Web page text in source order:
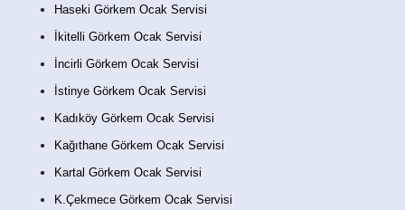
Haseki Görkem Ocak Servisi
İkitelli Görkem Ocak Servisi
İncirli Görkem Ocak Servisi
İstinye Görkem Ocak Servisi
Kadıköy Görkem Ocak Servisi
Kağıthane Görkem Ocak Servisi
Kartal Görkem Ocak Servisi
K.Çekmece Görkem Ocak Servisi